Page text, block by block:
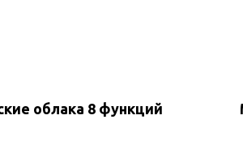
облака 8 функций